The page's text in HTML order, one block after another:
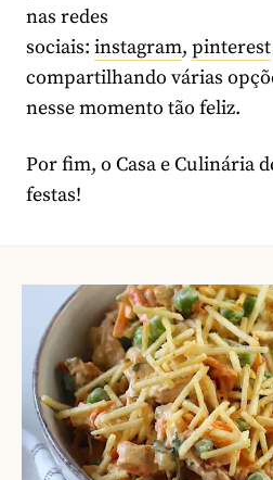
nas redes
sociais: instagram, pinterest
compartilhando várias
nesse momento tão feliz.
Por fim, o Casa e Culinária
festas!